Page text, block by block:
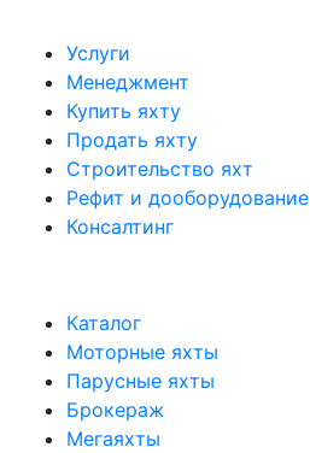
Услуги
Менеджмент
Купить яхту
Продать яхту
Строительство яхт
Рефит и дооборудование
Консалтинг
Каталог
Моторные яхты
Парусные яхты
Брокераж
Мегаяхты